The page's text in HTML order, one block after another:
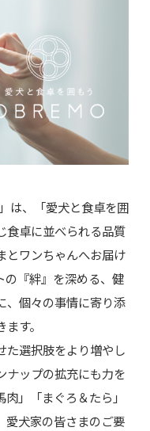
は、「愛犬と食卓を囲
食卓に並べられる品質
とワンちゃんへお届け
の『絆』を深める、健
、個々の事情に寄り添
す。
た選択肢をより増やし
ナップの拡充にも力を
」「まぐろ＆たら」
愛犬家の皆さまのご要